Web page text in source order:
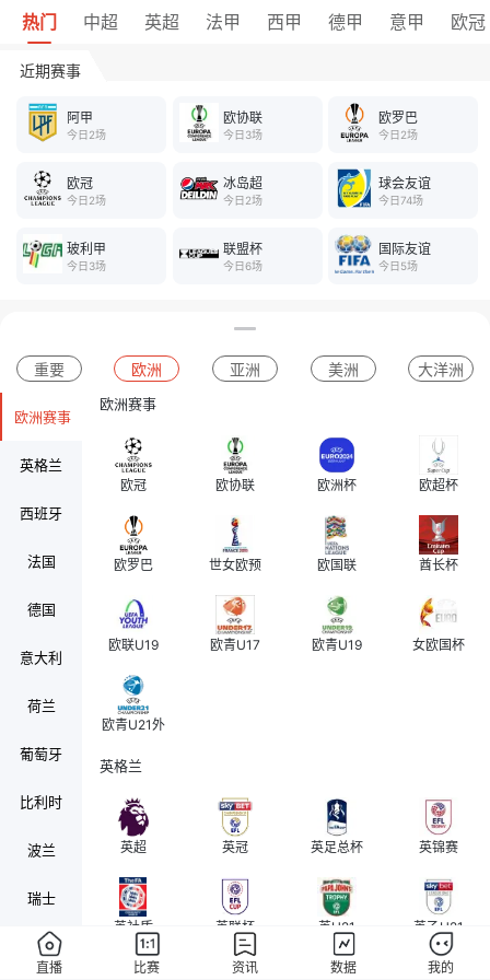
热门 中超 英超 法甲 西甲 德甲 意甲 欧冠
近期赛事
阿甲
今日2场
欧协联
今日3场
欧罗巴
今日2场
欧冠
今日2场
冰岛超
今日2场
球会友谊
今日74场
玻利甲
今日3场
联盟杯
今日6场
国际友谊
今日5场
重要 欧洲 亚洲 美洲 大洋洲
欧洲赛事
英格兰
西班牙
法国
德国
意大利
荷兰
葡萄牙
比利时
波兰
瑞士
奥地利
欧洲赛事
欧冠 欧协联 欧洲杯 欧超杯
欧罗巴 世女欧预 欧国联 酋长杯
欧联U19 欧青U17 欧青U19 女欧国杯
欧青U21外
英格兰
英超 英冠 英足总杯 英锦赛
英社盾 英联杯 英U21 英乙U21
直播 比赛 资讯 数据 我的